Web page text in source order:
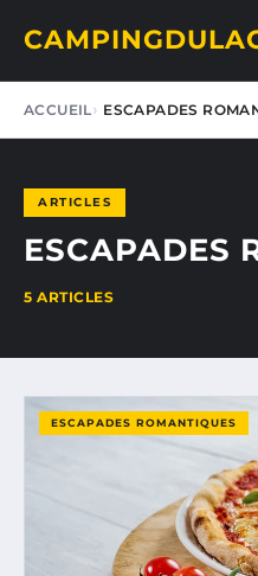
ACCUEIL ESCAPADES
ARTICLES
ESCAPADES
5 ARTICLES
ESCAPADES ROMANTIQUES